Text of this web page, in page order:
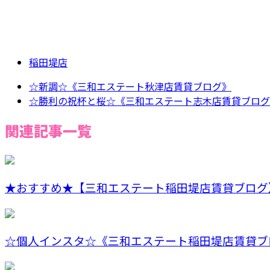
稲田堤店
☆新調☆《三和エステート秋津店賃貸ブログ》
☆勝利の祝杯と桜☆《三和エステート志木店賃貸ブログ
関連記事一覧
★おすすめ★【三和エステート稲田堤店賃貸ブログ
☆個人インスタ☆《三和エステート稲田堤店賃貸ブ